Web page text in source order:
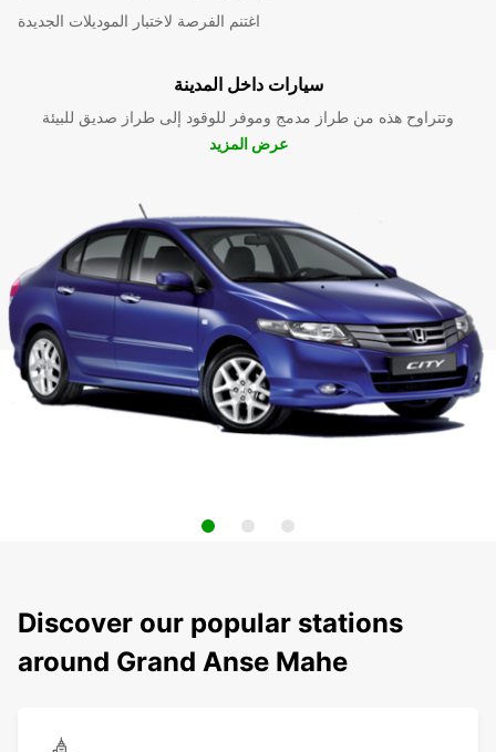
اغتنم الفرصة لاختبار الموديلات الجديدة
سيارات داخل المدينة
وتتراوح هذه من طراز مدمج وموفر للوقود إلى طراز صديق للبيئة
عرض المزيد
Discover our popular stations
around Grand Anse Mahe